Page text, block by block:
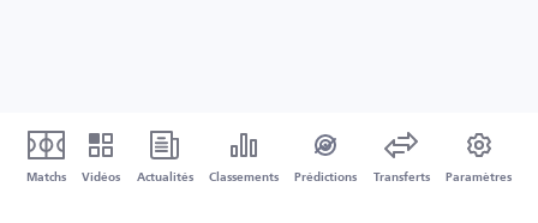
Matchs Vidéos Actualités Classements Prédictions Transferts Paramètres